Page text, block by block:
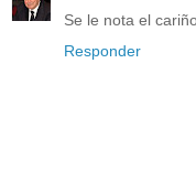
Se le nota el
Responder